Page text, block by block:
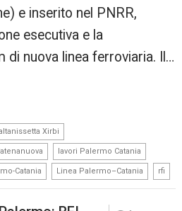
e inserito nel PNRR,
esecutiva e la
di nuova linea ferroviaria. Il…
Xirbi
lavori Palermo Catania
Catania Linea Palermo–Catania rfi